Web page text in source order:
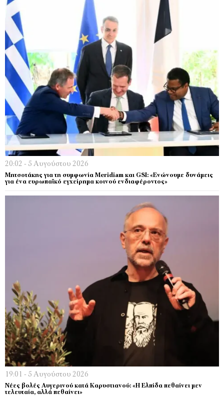
20:02 - 5 Αυγούστου 2026
Μητσοτάκης για τη συμφωνία Meridiam και GSI: «Ενώνουμε δυνάμεις
για ένα ευρωπαϊκό εγχείρημα κοινού ενδιαφέροντος»
19:01 - 5 Αυγούστου 2026
Νέες βολές Αυγερινού κατά Καρυστιανού: «Η Ελπίδα πεθαίνει μεν
τελευταία, αλλά πεθαίνει»